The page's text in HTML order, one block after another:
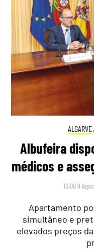
ALGARVE,
Albufeira
médicos e
10:00 9
Apartamento
simultâneo e
elevados preços